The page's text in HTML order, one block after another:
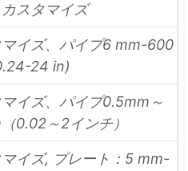
カスタマイズ
マイズ、パイプ6 mm-600
24 in)
マイズ、パイプ0.5mm～
0.02～2インチ）
マイズ, プレート：5 mm-